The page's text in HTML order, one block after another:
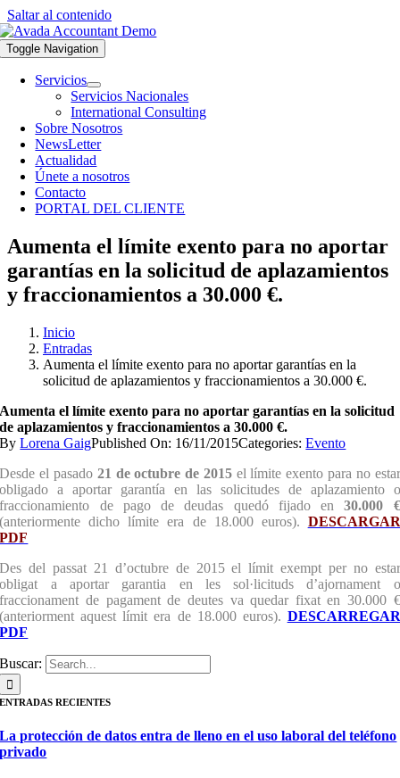
Saltar al contenido
Toggle Navigation
Servicios
Servicios Nacionales
International Consulting
Sobre Nosotros
NewsLetter
Actualidad
Únete a nosotros
Contacto
PORTAL DEL CLIENTE
Aumenta el límite exento para no aportar
garantías en la solicitud de aplazamientos
y fraccionamientos a 30.000 €.
Inicio
Entradas
Aumenta el límite exento para no aportar garantías en la
solicitud de aplazamientos y fraccionamientos a 30.000 €.
Aumenta el límite exento para no aportar garantías en la solicitud
de aplazamientos y fraccionamientos a 30.000 €.
ByLorena GaigPublished On: 16/11/2015Categories:Evento
Desde el pasado 21 de octubre de 2015 el límite exento para no estar
obligado a aportar garantía en las solicitudes de aplazamiento o
fraccionamiento de pago de deudas quedó fijado en30.000 €
(anteriormente dicho límite era de 18.000 euros). DESCARGAR
PDF
Des del passat 21 d’octubre de 2015 el límit exempt per no estar
obligat a aportar garantia en les sol·licituds d’ajornament o
fraccionament de pagament de deutes va quedar fixat en 30.000 €
(anteriorment aquest límit era de 18.000 euros). DESCARREGAR
PDF
Buscar:
ENTRADAS RECIENTES
La protección de datos entra de lleno en el uso laboral del teléfono
privado